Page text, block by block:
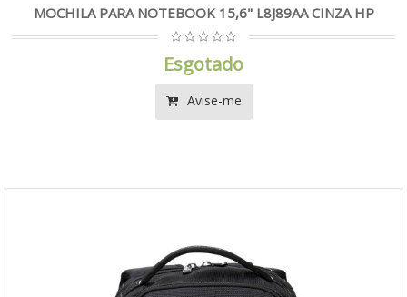
MOCHILA PARA NOTEBOOK 15,6" L8J89AA CINZA HP
Esgotado
Avise-me